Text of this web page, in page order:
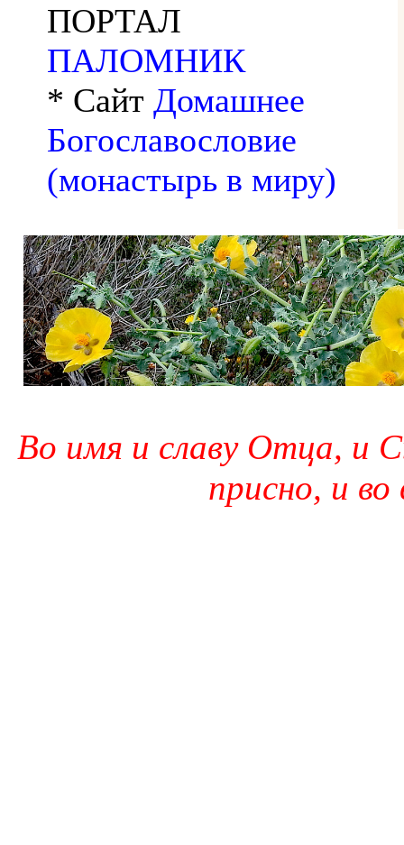
ПОРТАЛ
ПАЛОМНИК
* Сайт Домашнее
Богославословие
(монастырь в миру)
Во имя и славу Отца, и
присно, и во